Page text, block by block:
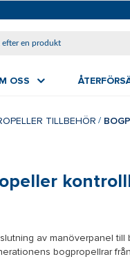
OM OSS
TILLBEHÖR
av manöverpanel
bogpropellrar